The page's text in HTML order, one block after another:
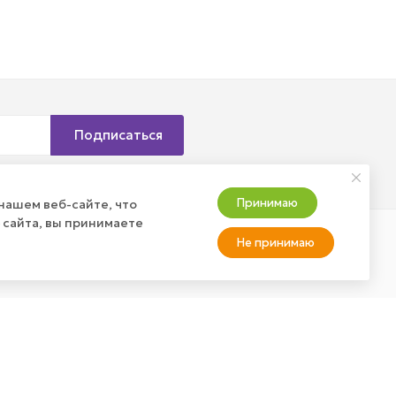
Подписаться
веб-сайте, что
вы принимаете
Принимаю
Не принимаю